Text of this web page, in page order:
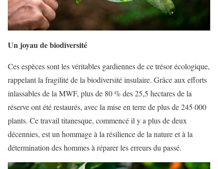
Un joyau de biodiversité
Ces espèces sont les véritables gardiennes de ce trésor écologique,
rappelant la fragilité de la biodiversité insulaire. Grâce aux efforts
inlassables de la MWF, plus de 80 % des 25,5 hectares de la
réserve ont été restaurés, avec la mise en terre de plus de 245 000
plants. Ce travail titanesque, commencé il y a plus de deux
décennies, est un hommage à la résilience de la nature et à la
détermination des hommes à réparer les erreurs du passé.